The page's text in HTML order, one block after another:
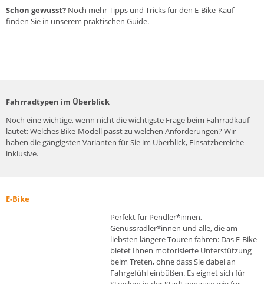
Schon gewusst? Noch mehrTipps und Tricks für den E-Bike-Kauf
finden Sie in unserem praktischen Guide.
Fahrradtypen im Überblick
Noch eine wichtige, wenn nicht die wichtigste Frage beim Fahrradkauf
lautet: Welches Bike-Modell passt zu welchen Anforderungen? Wir
haben die gängigsten Varianten für Sie im Überblick, Einsatzbereiche
inklusive.
E-Bike
Perfekt für Pendler*innen,
Genussradler*innen und alle, die am
liebsten längere Touren fahren: Das E-Bike
bietet Ihnen motorisierte Unter­stützung
beim Treten, ohne dass Sie dabei an
Fahrgefühl einbüßen. Es eignet sich für